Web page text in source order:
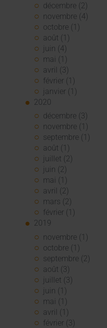
décembre (2)
novembre (4)
octobre (1)
août (1)
juin (4)
mai (1)
avril (3)
février (1)
janvier (1)
2020
décembre (3)
novembre (1)
septembre (1)
août (1)
juillet (2)
juin (2)
mai (1)
avril (2)
mars (2)
février (1)
2019
novembre (1)
octobre (1)
septembre (2)
août (3)
juillet (3)
juin (1)
mai (1)
avril (1)
février (3)